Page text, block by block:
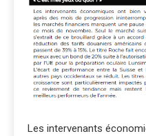
Les intervenants